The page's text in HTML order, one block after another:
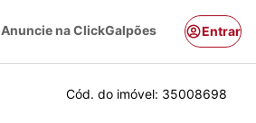
Anuncie na ClickGalpões Entrar
Cód. do imóvel: 35008698